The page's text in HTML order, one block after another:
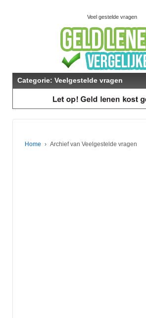
Veel gestelde vragen
Categorie: Veelgestelde vragen
Home › Archief van Veelgestelde vragen